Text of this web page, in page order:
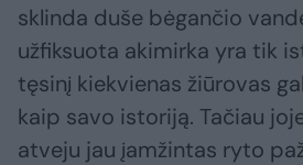
sklinda duše bėgančio
užfiksuota akimirka yra tik
tęsinį kiekvienas žiūrovas
kaip savo istoriją. Tačiau
atveju jau įamžintas ryto